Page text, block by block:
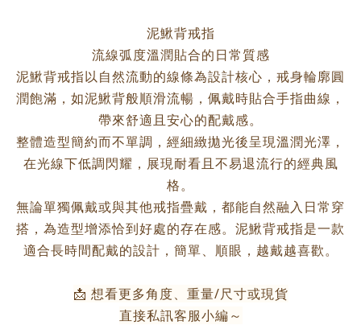
泥鰍背戒指
流線弧度溫潤貼合的日常質感
泥鰍背戒指以自然流動的線條為設計核心，戒身輪廓圓
潤飽滿，如泥鰍背般順滑流暢，佩戴時貼合手指曲線，
帶來舒適且安心的配戴感。
整體造型簡約而不單調，經細緻拋光後呈現溫潤光澤，
在光線下低調閃耀，展現耐看且不易退流行的經典風
格。
無論單獨佩戴或與其他戒指疊戴，都能自然融入日常穿
搭，為造型增添恰到好處的存在感。泥鰍背戒指是一款
適合長時間配戴的設計，簡單、順眼，越戴越喜歡。
📩 想看更多角度、重量/尺寸或現貨
直接私訊客服小編～